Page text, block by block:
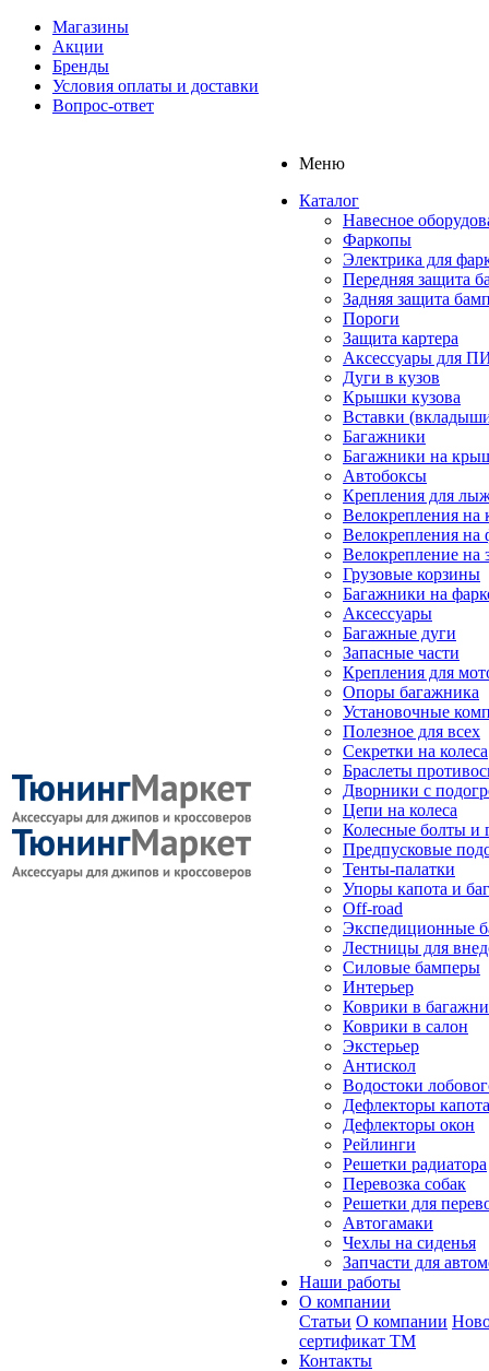
Магазины
Акции
Бренды
Условия оплаты и доставки
Вопрос-ответ
Меню
Каталог
Навесное
Фаркопы
Электрика для
Передняя защита
Задняя защита
Пороги
Защита картера
Аксессуары для
Дуги в кузов
Крышки кузова
Вставки
Багажники
Багажники на
Автобоксы
Крепления для
Велокрепления
Велокрепления на
Велокрепление на
Грузовые корзины
Багажники на
Аксессуары
Багажные дуги
Запасные части
Крепления для
Опоры багажника
Установочные
Полезное для всех
Секретки на колеса
Браслеты
Дворники с
Цепи на колеса
Колесные болты и
Предпусковые
Тенты-палатки
Упоры капота и
Off-road
Экспедиционные
Лестницы для
Силовые бамперы
Интерьер
Коврики в
Коврики в салон
Экстерьер
Антискол
Водостоки
Дефлекторы капота
Дефлекторы окон
Рейлинги
Решетки радиатора
Перевозка собак
Решетки для
Автогамаки
Чехлы на сиденья
Запчасти для
Наши работы
О компании
Статьи О компании
сертификат ТМ
Контакты